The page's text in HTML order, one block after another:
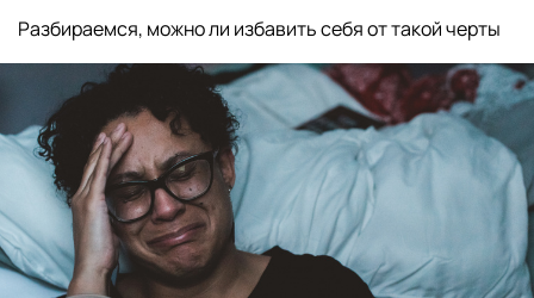
Разбираемся, можно ли избавить себя от такой черты